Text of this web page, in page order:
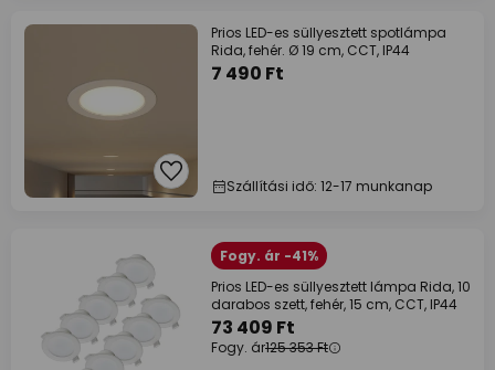
Prios LED-es süllyesztett spotlámpa
Rida, fehér. Ø 19 cm, CCT, IP44
7 490 Ft
Szállítási idő: 12-17 munkanap
Fogy. ár -41%
Prios LED-es süllyesztett lámpa Rida, 10
darabos szett, fehér, 15 cm, CCT, IP44
73 409 Ft
Fogy. ár125 353 Ft